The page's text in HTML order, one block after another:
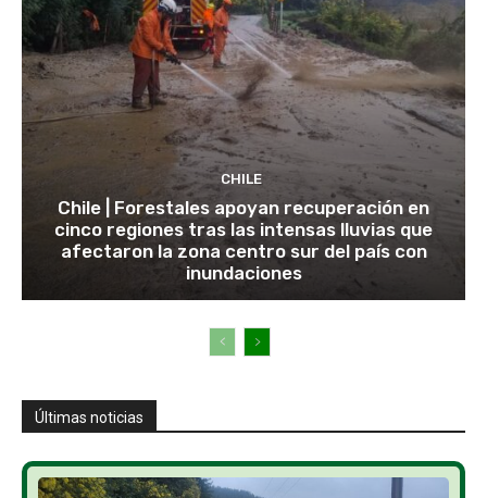
CHILE
Chile | Forestales apoyan recuperación en
cinco regiones tras las intensas lluvias que
afectaron la zona centro sur del país con
inundaciones
Últimas noticias